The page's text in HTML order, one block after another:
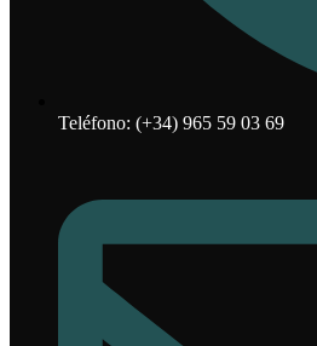
Teléfono: (+34) 965 59 03 69